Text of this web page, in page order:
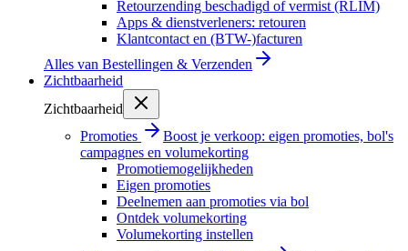
Retourzending beschadigd of vermist (RLIM)
Apps & dienstverleners: retouren
Klantcontact en (BTW-)facturen
Alles van Bestellingen & Verzenden
Zichtbaarheid
Zichtbaarheid
Promoties
Boost je verkoop: eigen promoties, bol's
campagnes en volumekorting
Promotiemogelijkheden
Eigen promoties
Deelnemen aan promoties via bol
Ontdek volumekorting
Volumekorting instellen